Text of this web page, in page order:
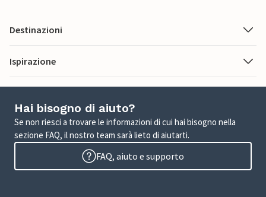
Destinazioni
Ispirazione
Hai bisogno di aiuto?
Se non riesci a trovare le informazioni di cui hai bisogno nella
sezione FAQ, il nostro team sarà lieto di aiutarti.
FAQ, aiuto e supporto